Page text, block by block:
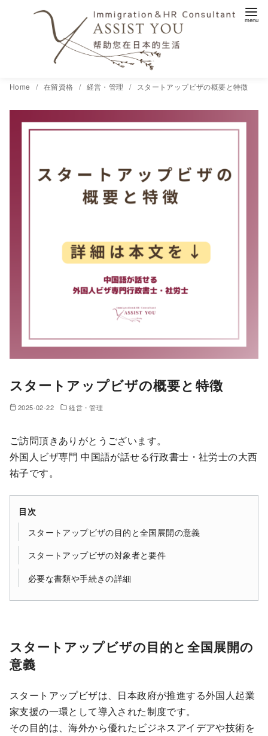
Home 在留資格 経営・管理 スタートアップビザの概要と特徴
スタートアップビザの概要と特徴
2025-02-22 経営・管理
ご訪問頂きありがとうございます。
外国人ビザ専門 中国語が話せる行政書士・社労士の大西
祐子です。
目次
スタートアップビザの目的と全国展開の意義
スタートアップビザの対象者と要件
必要な書類や手続きの詳細
スタートアップビザの目的と全国展開の
意義
スタートアップビザは、日本政府が推進する外国人起業
家支援の一環として導入された制度です。
その目的は、海外から優れたビジネスアイデアや技術を